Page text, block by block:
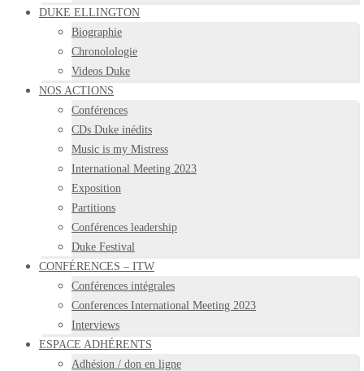
DUKE ELLINGTON
Biographie
Chronolologie
Videos Duke
NOS ACTIONS
Conférences
CDs Duke inédits
Music is my Mistress
International Meeting 2023
Exposition
Partitions
Conférences leadership
Duke Festival
CONFÉRENCES – ITW
Conférences intégrales
Conferences International Meeting 2023
Interviews
ESPACE ADHÉRENTS
Adhésion / don en ligne